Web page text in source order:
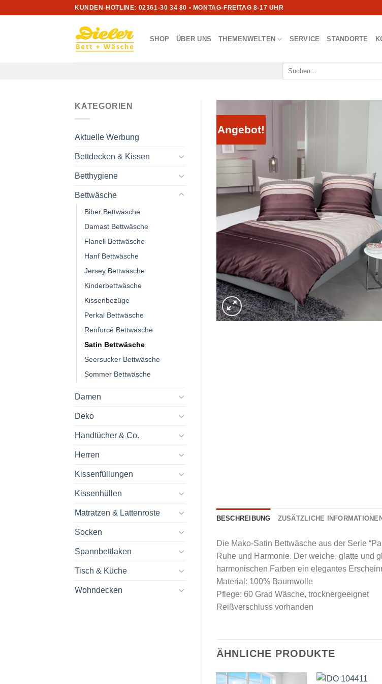
KUNDEN-HOTLINE: 02361-30 34 80 • MONTAG-FREITAG 8-17 UHR
SHOP ÜBER UNS THEMENWELTEN SERVICE STANDORTE
Suchen
KATEGORIEN
Aktuelle Werbung
Bettdecken & Kissen
Betthygiene
Bettwäsche
Biber Bettwäsche
Damast Bettwäsche
Flanell Bettwäsche
Hanf Bettwäsche
Jersey Bettwäsche
Kinderbettwäsche
Kissenbezüge
Perkal Bettwäsche
Renforcé Bettwäsche
Satin Bettwäsche
Seersucker Bettwäsche
Sommer Bettwäsche
Damen
Deko
Handtücher & Co.
Herren
Kissenfüllungen
Kissenhüllen
Matratzen & Lattenroste
Socken
Spannbettlaken
Tisch & Küche
Wohndecken
Angebot!
BESCHREIBUNG ZUSÄTZLICHE INFORMATIONEN
Die Mako-Satin Bettwäsche aus der Serie
Ruhe und Harmonie. Der weiche, glatte und
harmonischen Farben ein elegantes
Material: 100% Baumwolle
Pflege: 60 Grad Wäsche, trocknergeeignet
Reißverschluss vorhanden
ÄHNLICHE PRODUKTE